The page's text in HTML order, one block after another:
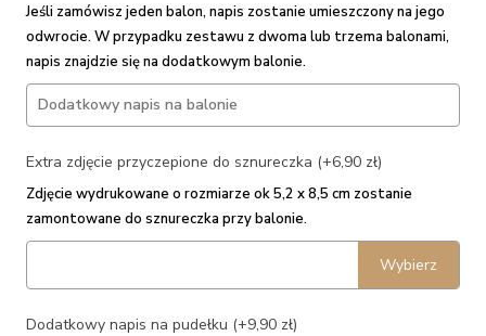
Jeśli zamówisz jeden balon, napis zostanie umieszczony na jego
odwrocie. W przypadku zestawu z dwoma lub trzema balonami,
napis znajdzie się na dodatkowym balonie.
Extra zdjęcie przyczepione do sznureczka (+6,90 zł)
Zdjęcie wydrukowane o rozmiarze ok 5,2 x 8,5 cm zostanie
zamontowane do sznureczka przy balonie.
Wybierz
Dodatkowy napis na pudełku (+9,90 zł)